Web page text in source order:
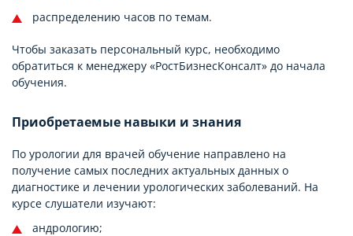
распределению часов по темам.
Чтобы заказать персональный курс, необходимо
обратиться к менеджеру «РостБизнесКонсалт» до начала
обучения.
Приобретаемые навыки и знания
По урологии для врачей обучение направлено на
получение самых последних актуальных данных о
диагностике и лечении урологических заболеваний. На
курсе слушатели изучают:
андрологию;